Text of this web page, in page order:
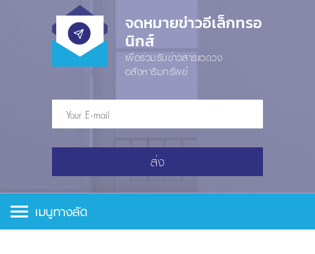
จดหมายข่าวอีเล็กทรอ
นิกส์
เพื่อร่วมรับข่าวสารแวดวง
อสังหาริมทรัพย์
ส่ง
เมนูทางลัด